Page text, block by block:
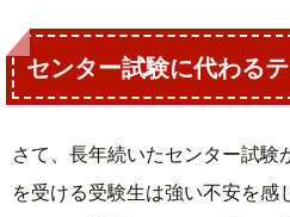
センター試験に代わる
さて、長年続いたセンター試験
を受ける受験生は強い不安を感